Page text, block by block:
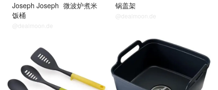
Joseph Joseph 微波炉煮米
饭桶
@dealmoon.de
锅盖架
@dealmoon.de